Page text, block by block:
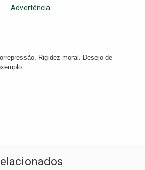
Advertência
Rigidez moral. Desejo de